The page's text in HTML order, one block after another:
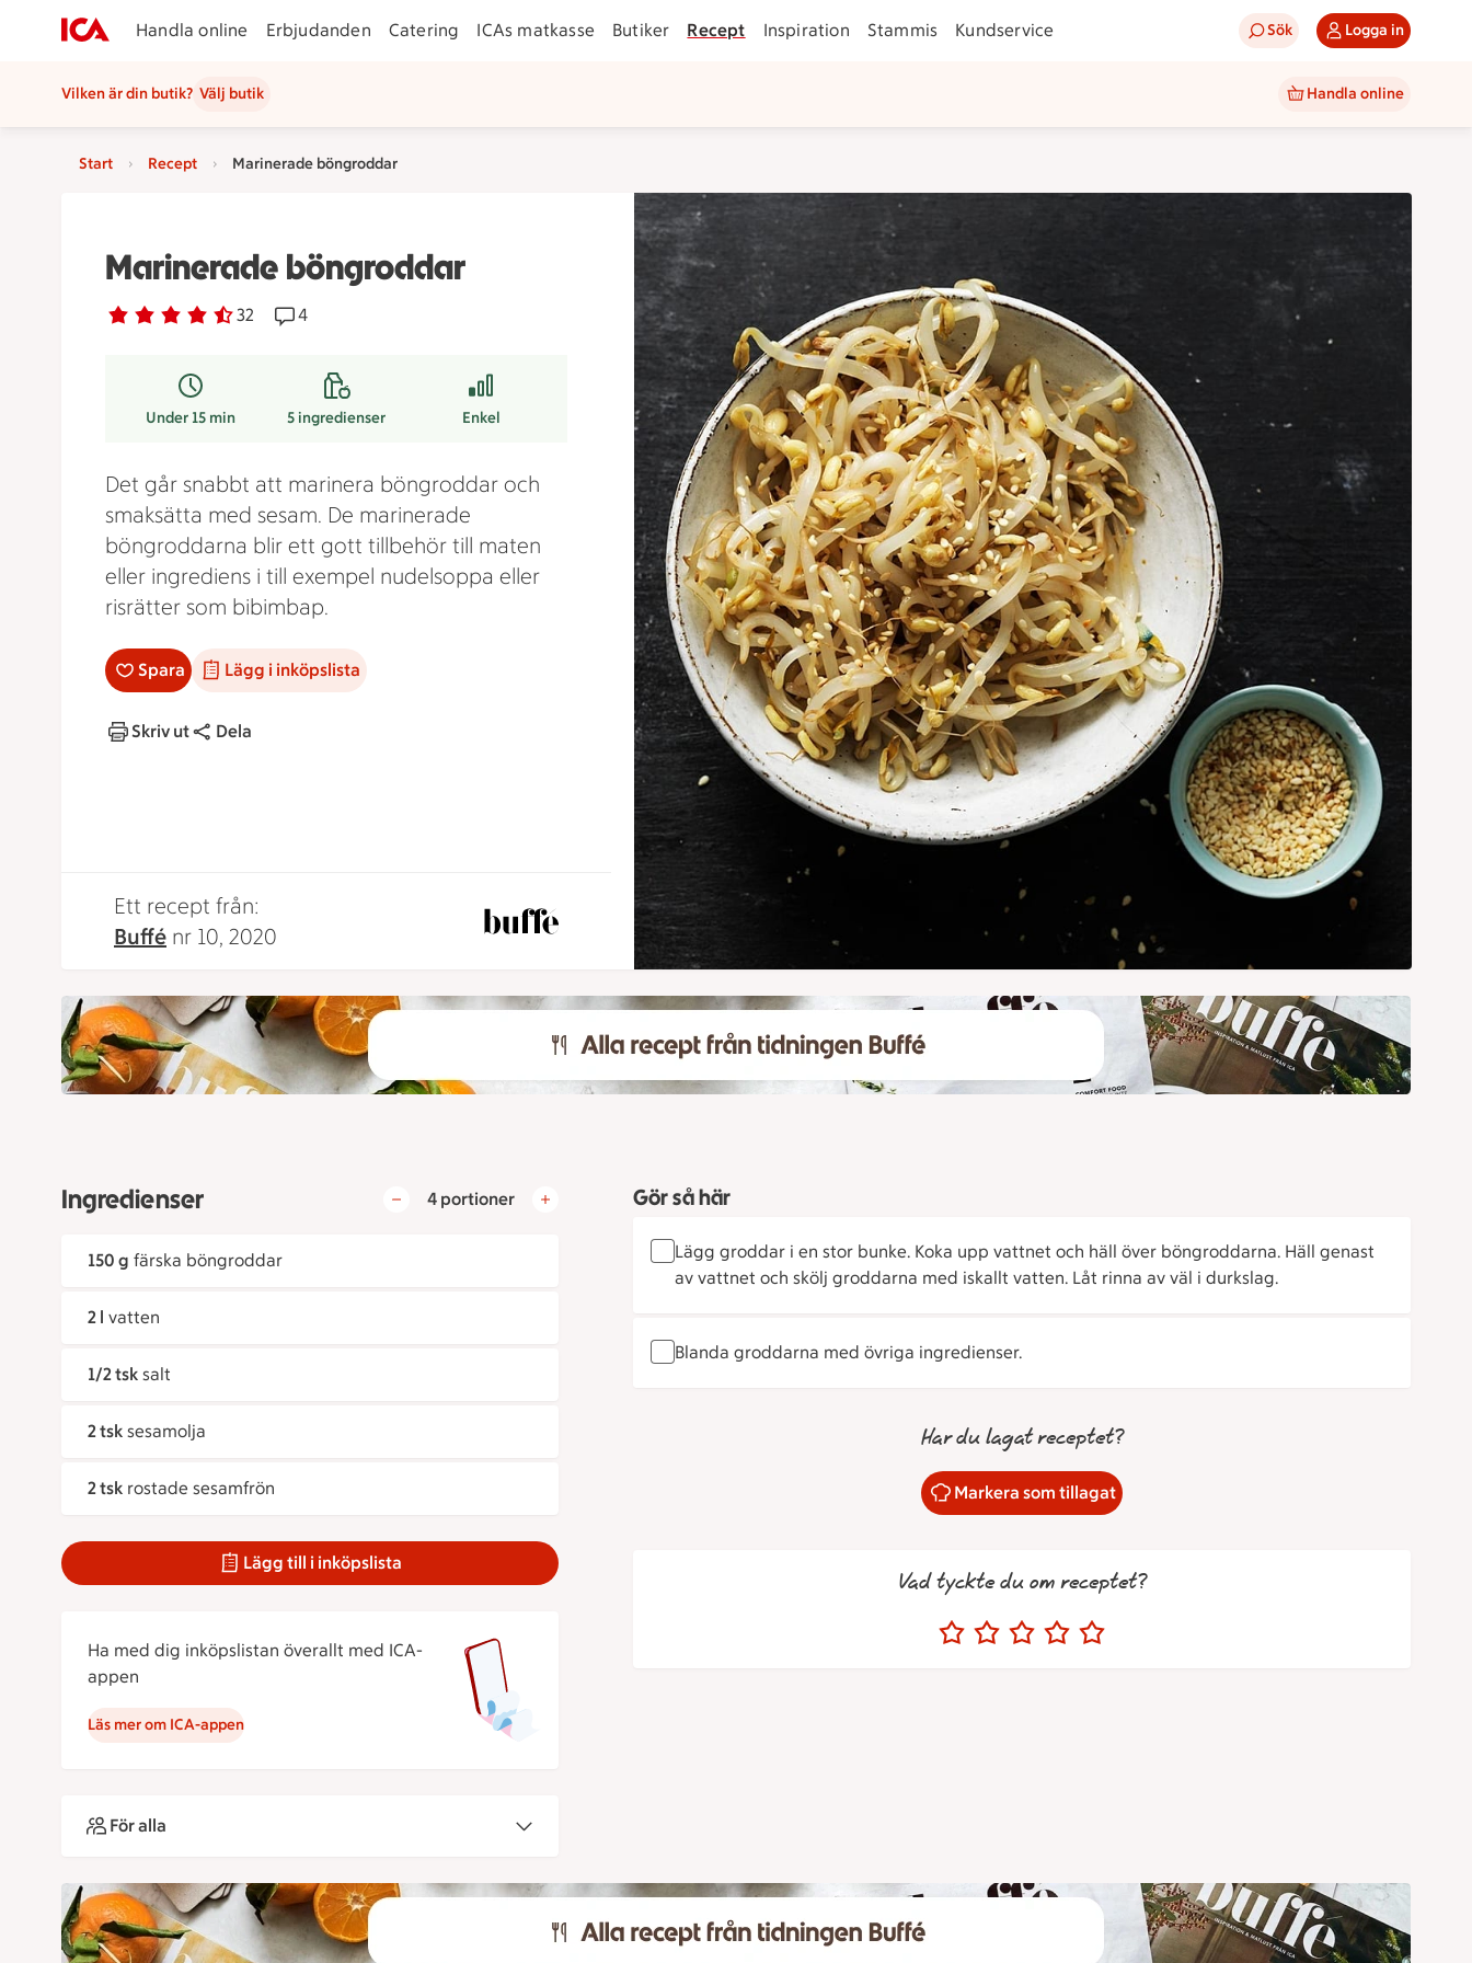
Handla online Erbjudanden Catering ICAs matkasse Butiker Recept Inspiration Stammis Kundservice Sök Logga in
Vilken är din butik? Välj butik Handla online
Start Recept Marinerade böngroddar
Marinerade böngroddar
Betyg 4.4 av 5. 32
32 personer har röstatReceptet har 4 kommentarer
4
Under 15 min 5ingredienser Enkel
Det går snabbt att marinera böngroddar och
smaksätta med sesam. De marinerade
böngroddarna blir ett gott tillbehör till maten
eller ingrediens i till exempel nudelsoppa eller
risrätter som bibimbap.
Spara Lägg i inköpslista
Skriv ut Dela
Ett recept från:
Buffé nr 10, 2020
Ingredienser 4 portioner
150 g färska böngroddar
2 l vatten
1/2 tsk salt
2 tsk sesamolja
2 tsk rostade sesamfrön
Lägg till i inköpslista
Ha med dig inköpslistan överallt med ICA-
appen
Läs mer om ICA-appen
För alla
Gör så här
Lägg groddar i en stor bunke. Koka upp vattnet och häll över böngroddarna. Häll genast
av vattnet och skölj groddarna med iskallt vatten. Låt rinna av väl i durkslag.
Blanda groddarna med övriga ingredienser.
Har du lagat receptet?
Markera som tillagat
Vad tyckte du om receptet?